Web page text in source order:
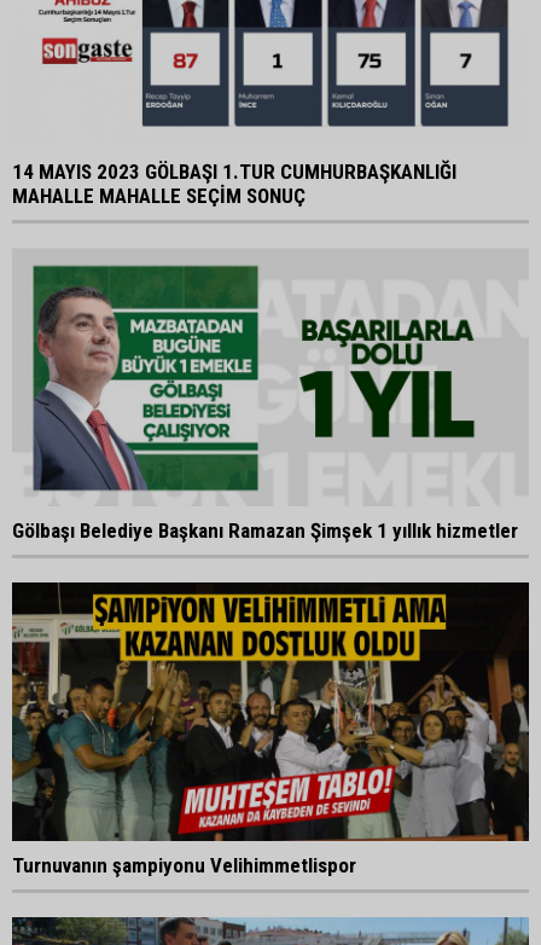
14 MAYIS 2023 GÖLBAŞI 1.TUR CUMHURBAŞKANLIĞI
MAHALLE MAHALLE SEÇİM SONUÇ
Gölbaşı Belediye Başkanı Ramazan Şimşek 1 yıllık hizmetler
Turnuvanın şampiyonu Velihimmetlispor